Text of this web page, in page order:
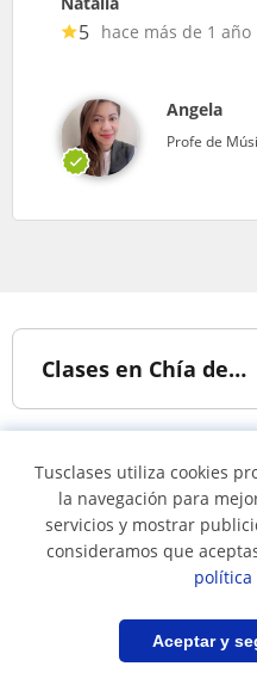
Guardar búsqueda
5 hace más de 1 año
Angela
Profe de
Clases en Chía de…
Piano
Iniciación Musical
Tusclases utiliza cookies
la navegación para
servicios y mostrar
consideramos que
política
Aceptar y